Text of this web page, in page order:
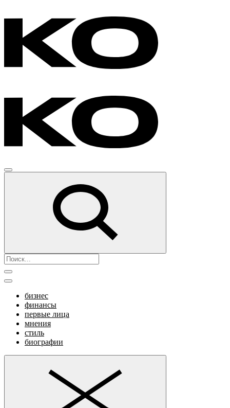
бизнес
финансы
первые лица
мнения
стиль
биографии